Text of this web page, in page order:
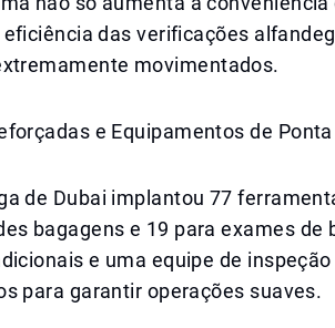
das verificações
movimentados.
e Equipamentos de Ponta
de Dubai implantou 77
bagagens e 19 para exames
e uma equipe de
para garantir operações suaves.